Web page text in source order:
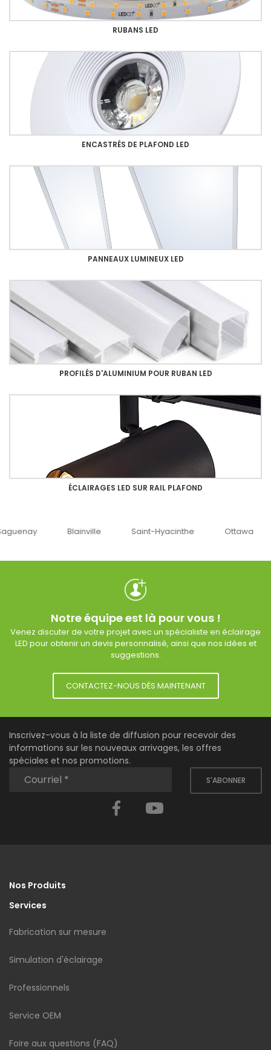
RUBANS LED
ENCASTRÉS DE PLAFOND LED
PANNEAUX LUMINEUX LED
PROFILÉS D'ALUMINIUM POUR RUBAN LED
ÉCLAIRAGES LED SUR RAIL PLAFOND
Blainville Saint-Hyacinthe Ottawa
Notre équipe est là pour vous !
Venez discuter de votre projet avec un spécialiste en éclairage
LED pour obtenir un devis personnalisé, ainsi que nos idées et
suggestions.
CONTACTEZ-NOUS DÈS MAINTENANT
Inscrivez-vous à la liste de diffusion pour recevoir des
informations sur les nouveaux arrivages, les offres
spéciales et nos promotions.
S'ABONNER
Facebook
Nos Produits
Services
Fabrication sur mesure
Simulation d'éclairage
Professionnels
Service OEM
Foire aux questions (FAQ)